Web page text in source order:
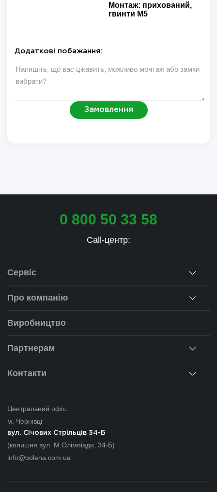
Монтаж: прихований,
гвинти M5
Додаткові побажання:
Замовлення
0 800 50 33 58
Call-центр:
Сервіс
Консультація
Заміри
Ремонт вікон
Калькулятор
Питання-відповіді
Про компанію
Про нас
Наша історія
Новини
Виробництво
Партнерам
Для дилерів
Для партнерів
Контакти
Івано-Франківськ
Львів
Закарпаття
Центральний офіс:
м. Чернівці
вул. Січових Стрільців 34-Б
(колишня вул. М.Олімпіади, 34-Б)
info@bolena.com.ua